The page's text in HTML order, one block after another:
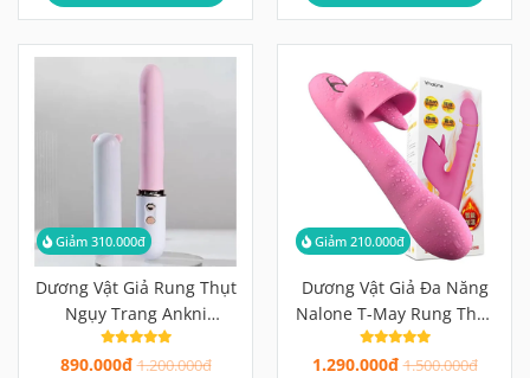
Giảm 310.000đ
Dương Vật Giả Rung Thụt
Ngụy Trang Ankni
Pudding Bear Cực Cute,
Cực Mạnh
890.000đ 1.200.000đ
Giảm 210.000đ
Dương Vật Giả Đa Năng
Nalone T-May Rung Thụt
Liếm & Làm Ấm 4 Trong 1
1.290.000đ 1.500.000đ